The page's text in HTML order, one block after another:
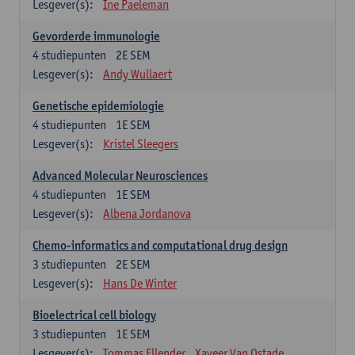
Lesgever(s):
Ine Paeleman
Gevorderde immunologie
2E SEM
4studiepunten
Lesgever(s):
Andy Wullaert
Genetische epidemiologie
1E SEM
4studiepunten
Lesgever(s):
Kristel Sleegers
Advanced Molecular Neurosciences
1E SEM
4studiepunten
Lesgever(s):
Albena Jordanova
Chemo-informatics and computational drug design
2E SEM
3 studiepunten
Lesgever(s):
Hans De Winter
Bioelectrical cell biology
1E SEM
3 studiepunten